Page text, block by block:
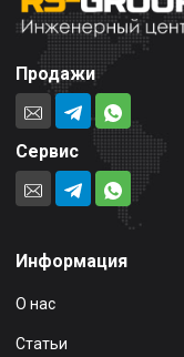
Продажи
Сервис
Информация
О нас
Статьи